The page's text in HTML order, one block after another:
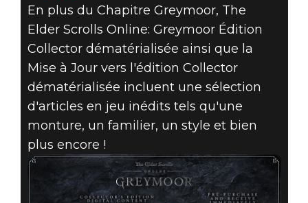
En plus du Chapitre Greymoor, The
Elder Scrolls Online: Greymoor Édition
Collector dématérialisée ainsi que la
Mise à Jour vers l'édition Collector
dématérialisée incluent une sélection
d'articles en jeu inédits tels qu'une
monture, un familier, un style et bien
plus encore !